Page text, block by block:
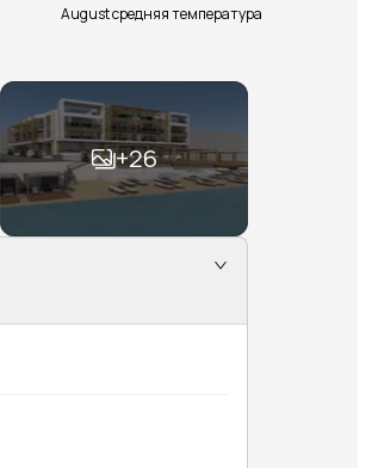
August средняя температура
+26